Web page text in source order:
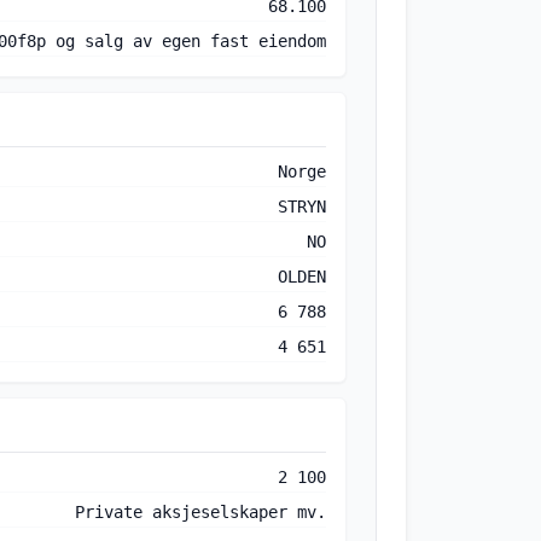
68.100
og salg av egen fast eiendom
Norge
STRYN
NO
OLDEN
6 788
4 651
2 100
Private aksjeselskaper mv.